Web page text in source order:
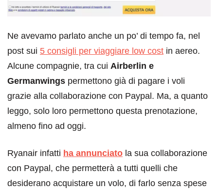
Ne avevamo parlato anche un po’ di tempo fa, nel
post sui 5 consigli per viaggiare low cost in aereo.
Alcune compagnie, tra cui Airberlin e
Germanwings permettono già di pagare i voli
grazie alla collaborazione con Paypal. Ma, a quanto
leggo, solo loro permettono questa prenotazione,
almeno fino ad oggi.
Ryanair infatti ha annunciato la sua collaborazione
con Paypal, che permetterà a tutti quelli che
desiderano acquistare un volo, di farlo senza spese